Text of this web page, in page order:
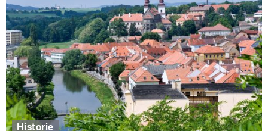
Historie